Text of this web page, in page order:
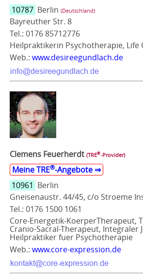
10787 Berlin (Deutschland)
Bayreuther Str. 8
Tel.: 0176 85712776
Heilpraktikerin Psychotherapie, Life
Web.: www.desireegundlach.de
Clemens Feuerherdt (TRE®‑Provider)
Meine TRE®‑Angebote ⇒
10961 Berlin
Gneisenaustr. 44/45, c/o Stroeme
Tel.: 0176 1500 1061
Core-Energetik-KoerperTherapeut,
Cranio-Sacral-Therapeut, Integraler
Heilpraktiker fuer Psychotherapie
Web.: www.core-expression.de